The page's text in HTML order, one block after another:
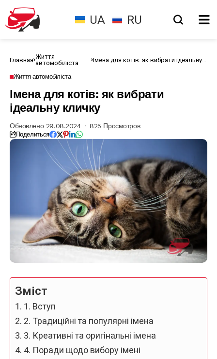
UA RU
Главная Життя
автомобіліста
Імена для котів: як вибрати ідеальну
Життя автомобіліста
Імена для котів: як вибрати
ідеальну кличку
Обновлено 29.08.2024 825 Просмотров
Поделиться
Зміст
1. Вступ
2. Традиційні та популярні імена
3. Креативні та оригінальні імена
4. Поради щодо вибору імені